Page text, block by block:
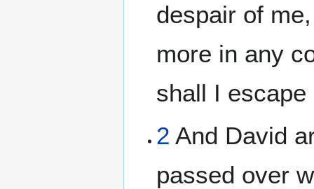
despair of
more in any
shall I
2 And David
passed over